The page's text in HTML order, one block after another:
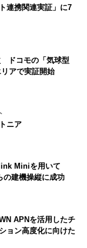
連携関連実証」に7
ドコモの「気球型
アで実証開始
ニア
Miniを用いて
の建機操縦に成功
APNを活用したチ
ョン高度化に向けた